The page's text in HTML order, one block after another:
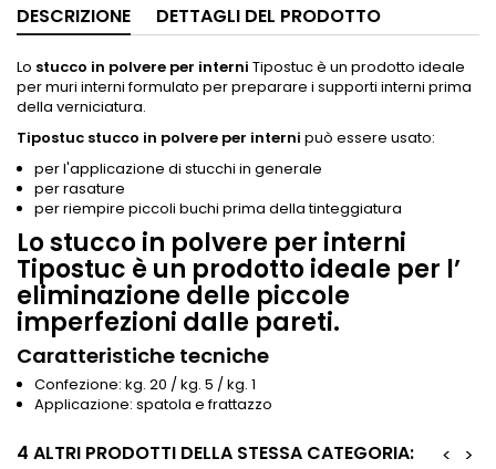
DESCRIZIONE DETTAGLI DEL PRODOTTO
Lo stucco in polvere per interni Tipostuc è un prodotto ideale
per muri interni formulato per preparare i supporti interni prima
della verniciatura.
Tipostuc stucco in polvere per interni può essere usato:
per l'applicazione di stucchi in generale
per rasature
per riempire piccoli buchi prima della tinteggiatura
Lo stucco in polvere per interni
Tipostuc è un prodotto ideale per l’
eliminazione delle piccole
imperfezioni dalle pareti.
Caratteristiche tecniche
Confezione: kg. 20 / kg. 5 / kg. 1
Applicazione: spatola e frattazzo
4 ALTRI PRODOTTI DELLA STESSA CATEGORIA: >
<